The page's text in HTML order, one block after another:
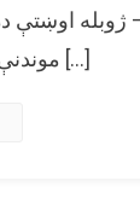
اوښتې
موندنې ښیي، چې د یاد شمېر […]